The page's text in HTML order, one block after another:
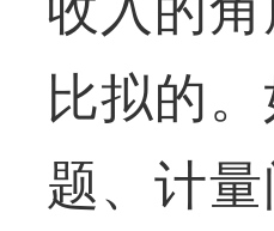
比拟的
题、计